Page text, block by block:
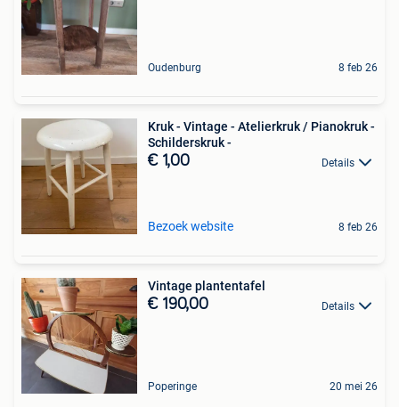
Oudenburg 8 feb 26
Kruk - Vintage - Atelierkruk / Pianokruk -
Schilderskruk -
€ 1,00 Details
Bezoek website 8 feb 26
Vintage plantentafel
€ 190,00 Details
Poperinge 20 mei 26